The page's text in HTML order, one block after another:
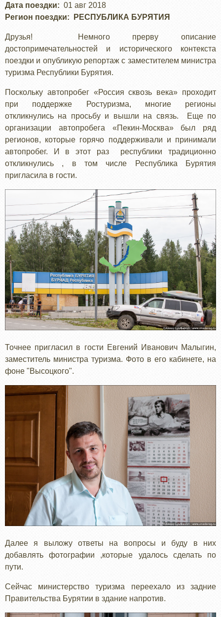
Дата поездки
01 авг 2018
Регион поездки
РЕСПУБЛИКА БУРЯТИЯ
Друзья! Немного прерву описание
достопримечательностей и исторического контекста
поездки и опубликую репортаж с заместителем министра
туризма Республики Бурятия.
Поскольку автопробег «Россия сквозь века» проходит
при поддержке Ростуризма, многие регионы
откликнулись на просьбу и вышли на связь. Еще по
организации автопробега «Пекин-Москва» был ряд
регионов, которые горячо поддерживали и принимали
автопробег. И в этот раз республики традиционно
откликнулись , в том числе Республика Бурятия
пригласила в гости.
Точнее пригласил в гости Евгений Иванович Малыгин,
заместитель министра туризма. Фото в его кабинете, на
фоне "Высоцкого".
Далее я выложу ответы на вопросы и буду в них
добавлять фотографии ,которые удалось сделать по
пути.
Сейчас министерство туризма переехало из задние
Правительства Бурятии в здание напротив.